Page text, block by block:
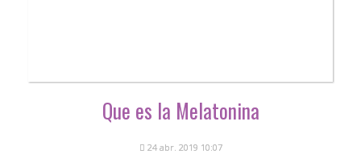
Que es la Melatonina
24 abr. 2019 10:07